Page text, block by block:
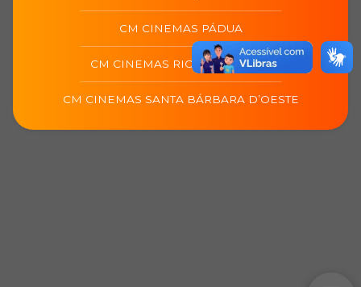
CM CINEMAS PÁDUA
CM CINEMAS RIO DAS OSTRAS
CM CINEMAS SANTA BÁRBARA D’OESTE